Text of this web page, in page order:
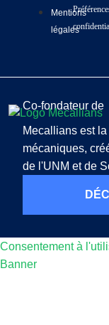
Mentions
légales
Co-fondateur de
Mecallians est
mécaniques,
de l'UNM et de
Consentement à
Banner